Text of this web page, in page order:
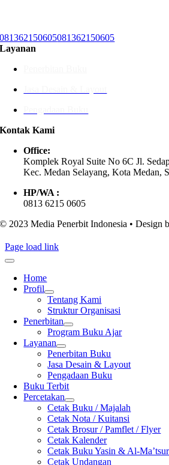
081362150605081362150605
Layanan
Kontak Kami
Office:
Komplek Royal Suite No 6C Jl.
Kec. Medan Selayang, Kota Medan,
HP/WA :
0813 6215 0605
© 2023 Media Penerbit Indonesia • Design
Page load link
Home
Profil
Tentang Kami
Struktur Organisasi
Penerbitan
Program Buku Ajar
Layanan
Penerbitan Buku
Jasa Desain & Layout
Pengadaan Buku
Buku Terbit
Percetakan
Cetak Buku / Majalah
Cetak Nota / Kuitansi
Cetak Brosur / Pamflet / Flyer
Cetak Kalender
Cetak Buku Yasin & Al-
Cetak Undangan